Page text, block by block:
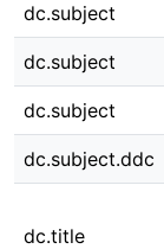
dc.subject
dc.subject
dc.subject
dc.subject.ddc
dc.title